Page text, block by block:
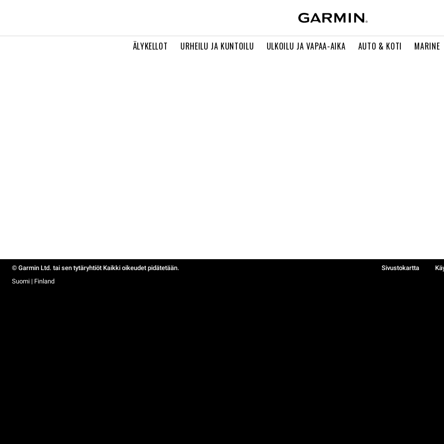
ÄLYKELLOT URHEILU JA KUNTOILU ULKOILU JA VAPAA-AIKA AUTO & KOTI MARINE
© Garmin Ltd. tai sen tytäryhtiöt Kaikki oikeudet pidätetään. Sivustokartta
Suomi | Finland